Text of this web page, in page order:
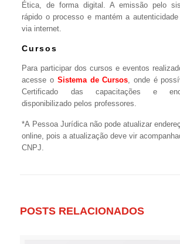
Ética, de forma digital. A emissão pelo
rápido o processo e mantém a
via internet.
Cursos
Para participar dos cursos e eventos
acesse o Sistema de Cursos, onde é
Certificado das capacitações e
disponibilizado pelos professores.
*A Pessoa Jurídica não pode atualizar
online, pois a atualização deve vir
CNPJ.
POSTS RELACIONADOS